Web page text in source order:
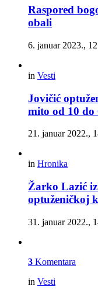
Raspored
obali
6. januar 2023.,
in Vesti
Jovičić
mito od 10
21. januar 2022.,
in Hronika
Žarko Lazić
optuženičkoj
31. januar 2022.,
3 Komentara
in Vesti